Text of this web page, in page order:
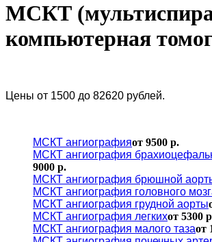
МСКТ
компьютерная
Цены от 1500 до 82620 рублей.
МСКТ ангиографияот 9500 р.
МСКТ ангиография
9000 р.
МСКТ ангиография брюшной
МСКТ ангиография головного
МСКТ ангиография грудной аорты
МСКТ ангиография легкихот 5300
МСКТ ангиография малого тазаот